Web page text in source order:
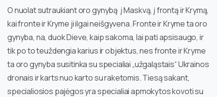
O nuolat sutraukiant oro gynybą į Maskvą, į frontą ir Krymą,
kai fronte ir Kryme ji ilgai neišgyvena. Fronte ir Kryme ta oro
gynyba, na, duok Dieve, kaip sakoma, lai pati apsisaugo, ir
tik po to teuždengia karius ir objektus, nes fronte ir Kryme
ta oro gynyba susitinka su specialiai „užgaląstais“ Ukrainos
dronais ir karts nuo karto su raketomis. Tiesą sakant,
specialiosios pajėgos yra specialiai apmokytos kovoti su